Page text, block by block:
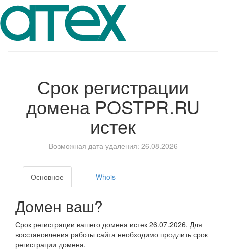
Срок регистрации
домена POSTPR.RU
истек
Возможная дата удаления: 26.08.2026
Основное Whois
Домен ваш?
Срок регистрации вашего домена истек 26.07.2026. Для
восстановления работы сайта необходимо продлить срок
регистрации домена.